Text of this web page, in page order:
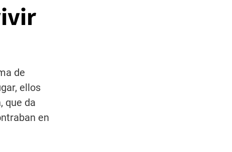
de
ellos
que da
en